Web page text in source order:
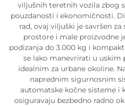
viljušnih teretnih vozila zbog
pouzdanosti i ekonomičnosti.
rad, ovaj viljuški je savršen
prostore i male proizvodne
podizanja do 3.000 kg i
se lako manevrirati u uskim
idealnim za urbane okoline.
naprednim sigurnosnim
automatske kočne sisteme i
osiguravaju bezbedno radno